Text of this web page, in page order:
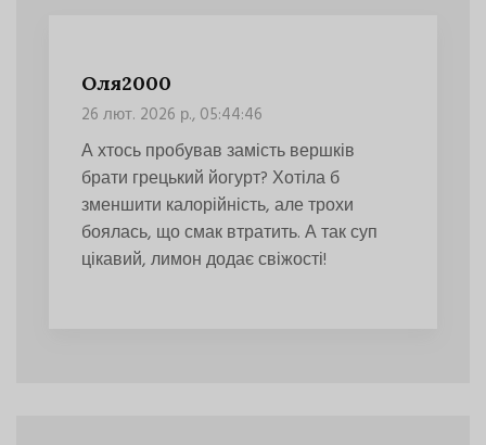
Оля2000
26 лют. 2026 р., 05:44:46
А хтось пробував замість вершків
брати грецький йогурт? Хотіла б
зменшити калорійність, але трохи
боялась, що смак втратить. А так суп
цікавий, лимон додає свіжості!